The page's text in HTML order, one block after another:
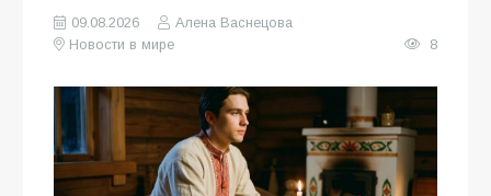
09.08.2026
Алена Васнецова
Новости в мире
8